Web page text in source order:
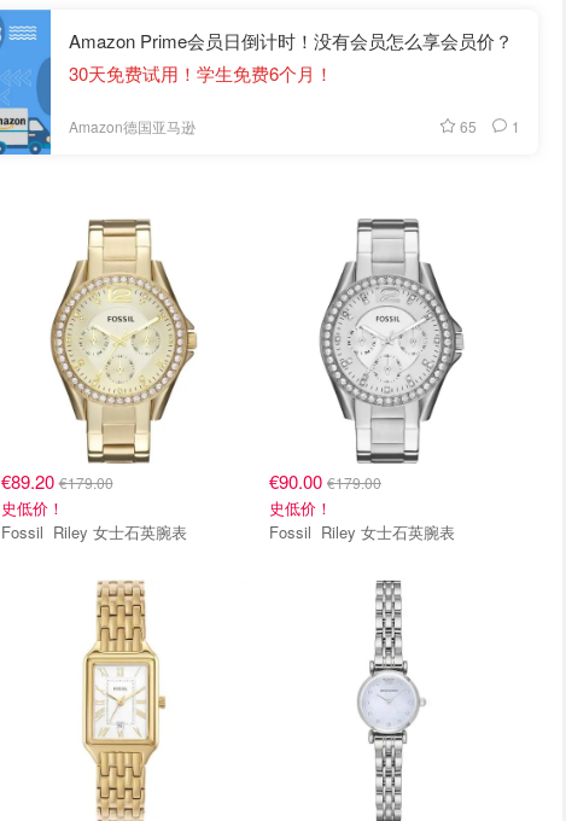
Amazon Prime会员日倒计时！没有会员怎么享会员价？
30天免费试用！学生免费6个月！
Amazon德国亚马逊 65 1
€89.20€179.00
史低价！
Fossil Riley 女士石英腕表
€90.00 €179.00
史低价！
Fossil Riley 女士石英腕表